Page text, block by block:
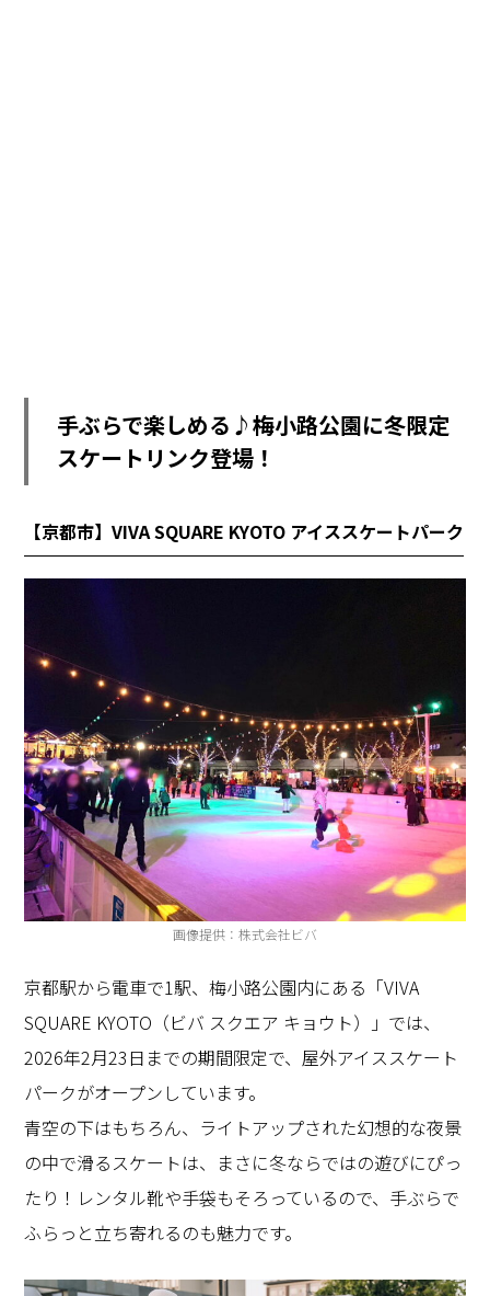
手ぶらで楽しめる♪梅小路公園に冬限定
スケートリンク登場！
【京都市】VIVA SQUARE KYOTO アイススケートパーク
画像提供：株式会社ビバ
京都駅から電車で1駅、梅小路公園内にある「VIVA
SQUARE KYOTO（ビバ スクエア キョウト）」では、
2026年2月23日までの期間限定で、屋外アイススケート
パークがオープンしています。
青空の下はもちろん、ライトアップされた幻想的な夜景
の中で滑るスケートは、まさに冬ならではの遊びにぴっ
たり！レンタル靴や手袋もそろっているので、手ぶらで
ふらっと立ち寄れるのも魅力です。